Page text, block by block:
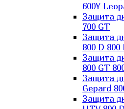
600Y
Защита
700 GT
Защита
800 D
Защита
800 GT
Защита
Gepard
Защита